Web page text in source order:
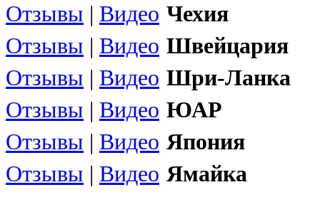
Отзывы | Видео Чехия
Отзывы | Видео Швейцария
Отзывы | Видео Шри-Ланка
Отзывы | Видео ЮАР
Отзывы | Видео Япония
Отзывы | Видео Ямайка